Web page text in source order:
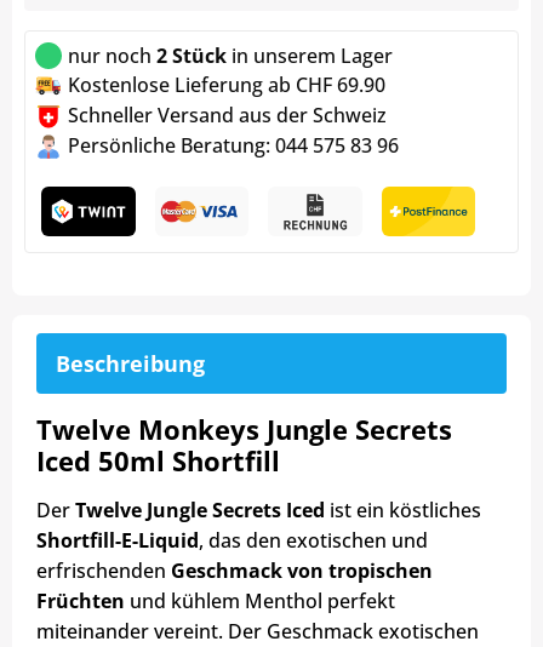
nur noch 2 Stück in unserem Lager
Kostenlose Lieferung ab CHF 69.90
Schneller Versand aus der Schweiz
Persönliche Beratung: 044 575 83 96
Beschreibung
Twelve Monkeys Jungle Secrets
Iced 50ml Shortfill
DerTwelve Jungle Secrets Iced ist ein köstliches
Shortfill-E-Liquid, das den exotischen und
erfrischenden Geschmack von tropischen
Früchten und kühlem Menthol perfekt
miteinander vereint. Der Geschmack exotischen